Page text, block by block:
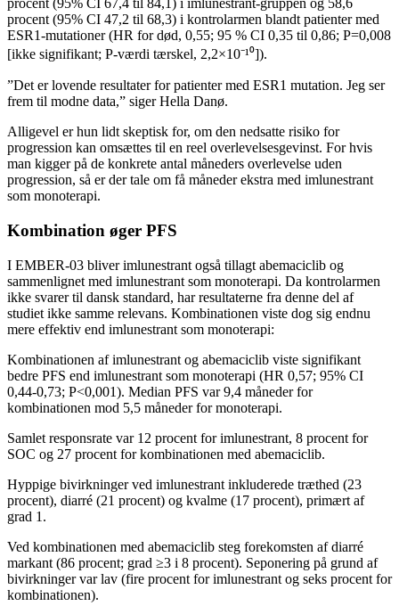
procent (95% CI 67,4 til 84,1) i imlunestrant-gruppen og 58,6
procent (95% CI 47,2 til 68,3) i kontrolarmen blandt patienter med
ESR1-mutationer (HR for død, 0,55; 95 % CI 0,35 til 0,86; P=0,008
[ikke signifikant; P-værdi tærskel, 2,2×10⁻¹⁰]).
”Det er lovende resultater for patienter med ESR1 mutation. Jeg ser
frem til modne data,” siger Hella Danø.
Alligevel er hun lidt skeptisk for, om den nedsatte risiko for
progression kan omsættes til en reel overlevelsesgevinst. For hvis
man kigger på de konkrete antal måneders overlevelse uden
progression, så er der tale om få måneder ekstra med imlunestrant
som monoterapi.
Kombination øger PFS
I EMBER-03 bliver imlunestrant også tillagt abemaciclib og
sammenlignet med imlunestrant som monoterapi. Da kontrolarmen
ikke svarer til dansk standard, har resultaterne fra denne del af
studiet ikke samme relevans. Kombinationen viste dog sig endnu
mere effektiv end imlunestrant som monoterapi:
Kombinationen af imlunestrant og abemaciclib viste signifikant
bedre PFS end imlunestrant som monoterapi (HR 0,57; 95% CI
0,44-0,73; P<0,001). Median PFS var 9,4 måneder for
kombinationen mod 5,5 måneder for monoterapi.
Samlet responsrate var 12 procent for imlunestrant, 8 procent for
SOC og 27 procent for kombinationen med abemaciclib.
Hyppige bivirkninger ved imlunestrant inkluderede træthed (23
procent), diarré (21 procent) og kvalme (17 procent), primært af
grad 1.
Ved kombinationen med abemaciclib steg forekomsten af diarré
markant (86 procent; grad ≥3 i 8 procent). Seponering på grund af
bivirkninger var lav (fire procent for imlunestrant og seks procent for
kombinationen).